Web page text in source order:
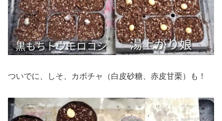
ついでに、しそ、カボチャ（白皮砂糖、赤皮甘栗）も！